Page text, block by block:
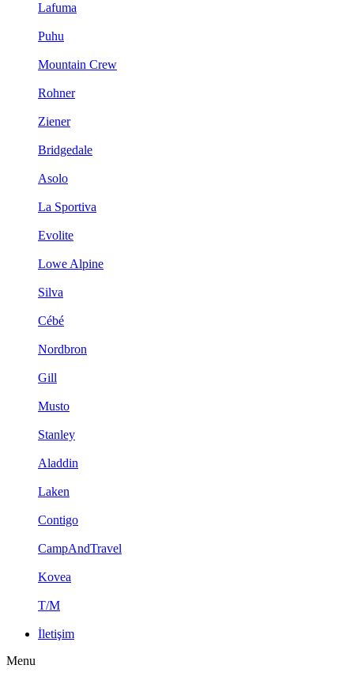
Lafuma
Puhu
Mountain Crew
Rohner
Ziener
Bridgedale
Asolo
La Sportiva
Evolite
Lowe Alpine
Silva
Cébé
Nordbron
Gill
Musto
Stanley
Aladdin
Laken
Contigo
CampAndTravel
Kovea
T/M
İletişim
Menu